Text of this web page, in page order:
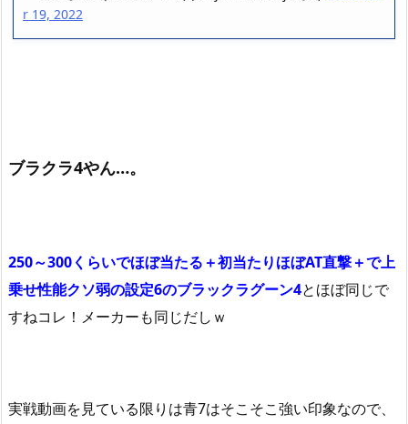
r 19, 2022
ブラクラ4やん…。
250～300くらいでほぼ当たる＋初当たりほぼAT直撃＋で上
乗せ性能クソ弱の設定6のブラックラグーン4とほぼ同じで
すねコレ！メーカーも同じだしｗ
実戦動画を見ている限りは青7はそこそこ強い印象なので、